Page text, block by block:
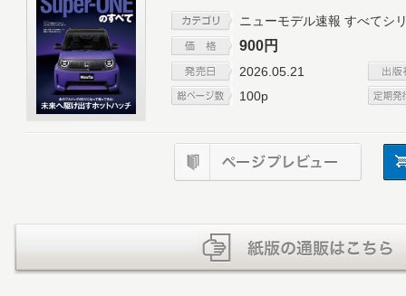
ニューモデル速報 すべてシ
900円
2026.05.21
100p